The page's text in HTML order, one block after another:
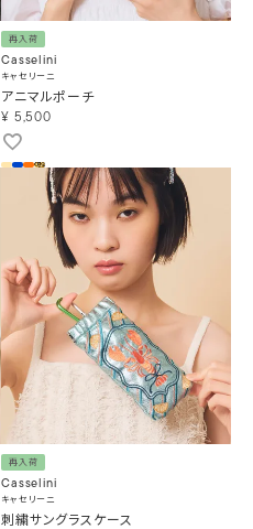
再入荷
Casselini
キャセリーニ
アニマルポーチ
¥ 5,500
再入荷
Casselini
キャセリーニ
刺繍サングラスケース